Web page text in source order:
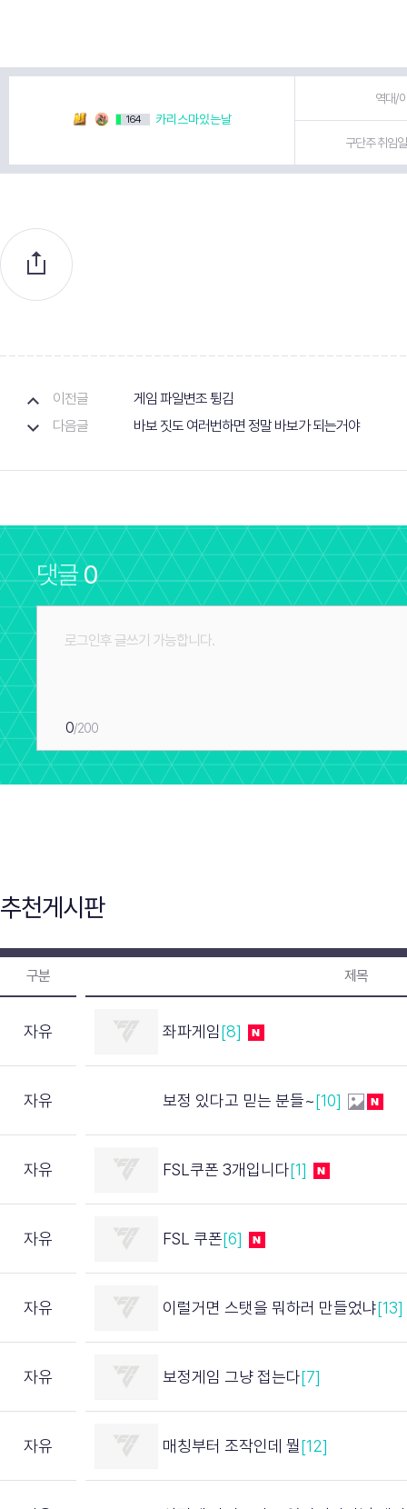
164 카리스마있는날
역대/
구단주 취임
이전글
게임 파일변조 튕김
다음글
바보 짓도 여러번하면 정말 바보가 되는거야
댓글0
0/200
추천게시판
구분 제목
자유 좌파게임[8]
자유 보정 있다고 믿는 분들~[10]
자유 FSL쿠폰 3개입니다[1]
자유 FSL 쿠폰[6]
자유 이럴거면 스탯을 뭐하러 만들었냐[13]
자유 보정게임 그냥 접는다[7]
자유 매칭부터 조작인데 뭘[12]